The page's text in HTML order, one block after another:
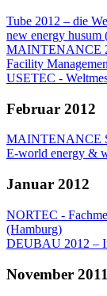
Tube 2012 – die
new energy husum
MAINTENANCE
Facility
USETEC -
Februar 2012
MAINTENANCE
E-world energy &
Januar 2012
NORTEC -
(Hamburg)
DEUBAU 2012 –
November 2011